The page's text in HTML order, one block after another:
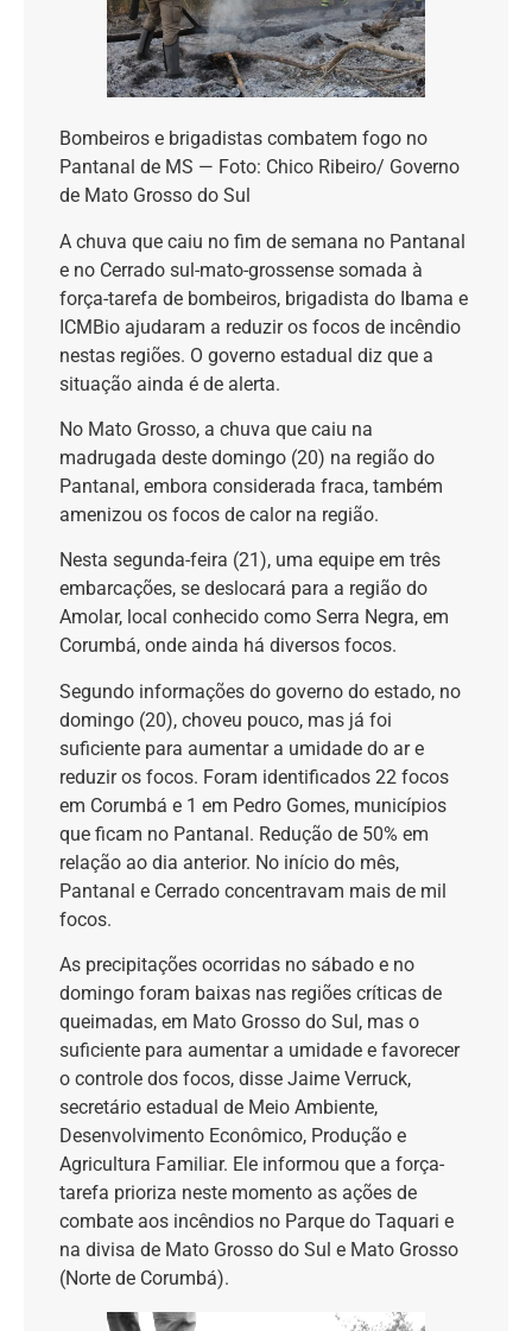
Bombeiros e brigadistas combatem fogo no
Pantanal de MS — Foto: Chico Ribeiro/ Governo
de Mato Grosso do Sul
A chuva que caiu no fim de semana no Pantanal
e no Cerrado sul-mato-grossense somada à
força-tarefa de bombeiros, brigadista do Ibama e
ICMBio ajudaram a reduzir os focos de incêndio
nestas regiões. O governo estadual diz que a
situação ainda é de alerta.
No Mato Grosso, a chuva que caiu na
madrugada deste domingo (20) na região do
Pantanal, embora considerada fraca, também
amenizou os focos de calor na região.
Nesta segunda-feira (21), uma equipe em três
embarcações, se deslocará para a região do
Amolar, local conhecido como Serra Negra, em
Corumbá, onde ainda há diversos focos.
Segundo informações do governo do estado, no
domingo (20), choveu pouco, mas já foi
suficiente para aumentar a umidade do ar e
reduzir os focos. Foram identificados 22 focos
em Corumbá e 1 em Pedro Gomes, municípios
que ficam no Pantanal. Redução de 50% em
relação ao dia anterior. No início do mês,
Pantanal e Cerrado concentravam mais de mil
focos.
As precipitações ocorridas no sábado e no
domingo foram baixas nas regiões críticas de
queimadas, em Mato Grosso do Sul, mas o
suficiente para aumentar a umidade e favorecer
o controle dos focos, disse Jaime Verruck,
secretário estadual de Meio Ambiente,
Desenvolvimento Econômico, Produção e
Agricultura Familiar. Ele informou que a força-
tarefa prioriza neste momento as ações de
combate aos incêndios no Parque do Taquari e
na divisa de Mato Grosso do Sul e Mato Grosso
(Norte de Corumbá).